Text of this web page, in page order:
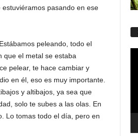
pasando en ese
peleando, todo el
que el metal se estaba
pelear, te hace cambiar y
en él, eso es muy importante.
y altibajos, ya sea que
solo te subes a las olas. En
Lo tomas todo el día, pero en